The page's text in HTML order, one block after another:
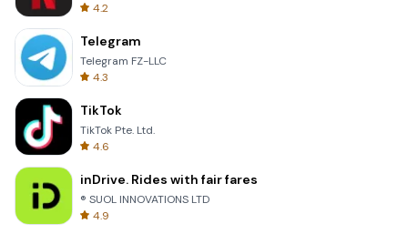
4.2
Telegram
Telegram FZ-LLC
4.3
TikTok
TikTok Pte. Ltd.
4.6
inDrive. Rides with fair fares
® SUOL INNOVATIONS LTD
4.9